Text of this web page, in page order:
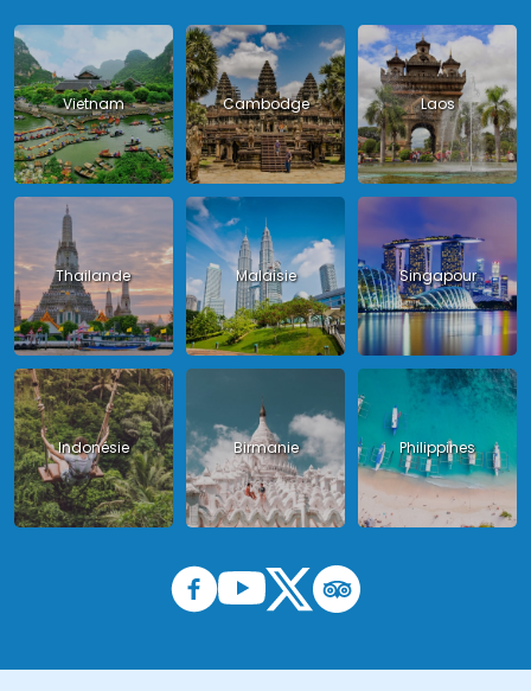
Vietnam Cambodge Laos
Thailande Malaisie Singapour
Indonésie Birmanie Philippines